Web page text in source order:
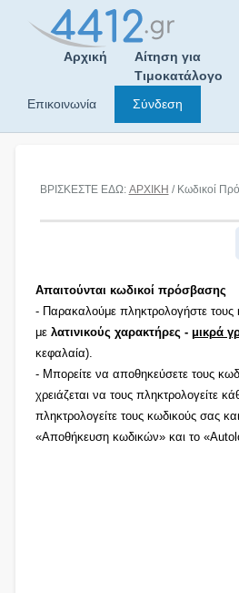
Αρχική
Αίτηση για
Τιμοκατάλογο
Επικοινωνία
Σύνδεση
ΒΡΙΣΚΕΣΤΕ ΕΔΩ: ΑΡΧΙΚΗ / Κωδικοί
Απαιτούνται κωδικοί πρόσβασης
- Παρακαλούμε πληκτρολογήστε
με λατινικούς χαρακτήρες - μικρά
κεφαλαία).
- Μπορείτε να αποθηκεύσετε τους
χρειάζεται να τους πληκτρολογείτε
πληκτρολογείτε τους κωδικούς σας
«Αποθήκευση κωδικών» και το